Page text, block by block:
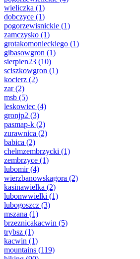
wieliczka (1)
dobczyce (1)
pogorzewisnickie (1)
zamczysko (1)
grotakomonieckiego (1)
gibasowgron (1)
sierpien23 (10)
sciszkowgron (1)
kocierz (2)
zar(2)
msb (5)
leskowiec (4)
gronjp2 (3)
pasmap-k (2)
zurawnica (2)
babica (2)
chelmzembrzycki (1)
zembrzyce (1)
lubomir(4)
wierzbanowskagora (2)
kasinawielka (2)
lubonwwielki (1)
lubogoszcz (3)
mszana (1)
brzeznicakacwin (5)
trybsz (1)
kacwin (1)
mountains (119)